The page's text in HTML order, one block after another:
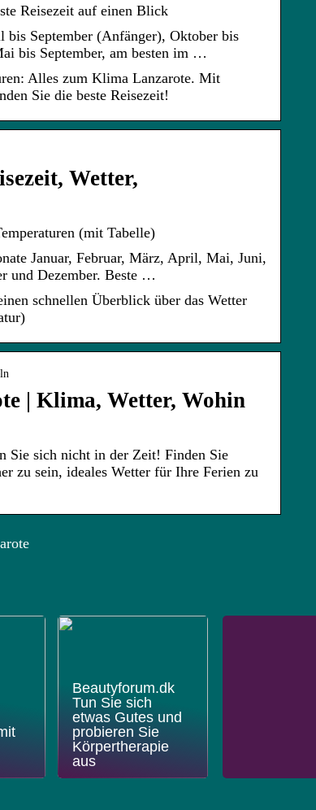
Reisezeit auf einen Blick
September (Anfänger), Oktober bis
bis September, am besten im …
Alles zum Klima Lanzarote. Mit
Sie die beste Reisezeit!
Wetter,
(mit Tabelle)
Januar, Februar, März, April, Mai, Juni,
und Dezember. Beste …
schnellen Überblick über das Wetter
| Klima, Wetter, Wohin
Sie sich nicht in der Zeit! Finden Sie
zu sein, ideales Wetter für Ihre Ferien zu
Beautyforum.dk
Tun Sie sich
etwas Gutes und
probieren Sie
Körpertherapie
aus